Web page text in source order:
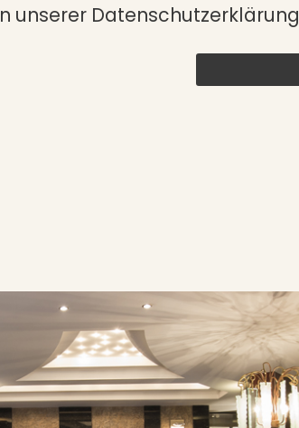
unserer Datenschutzerklärung